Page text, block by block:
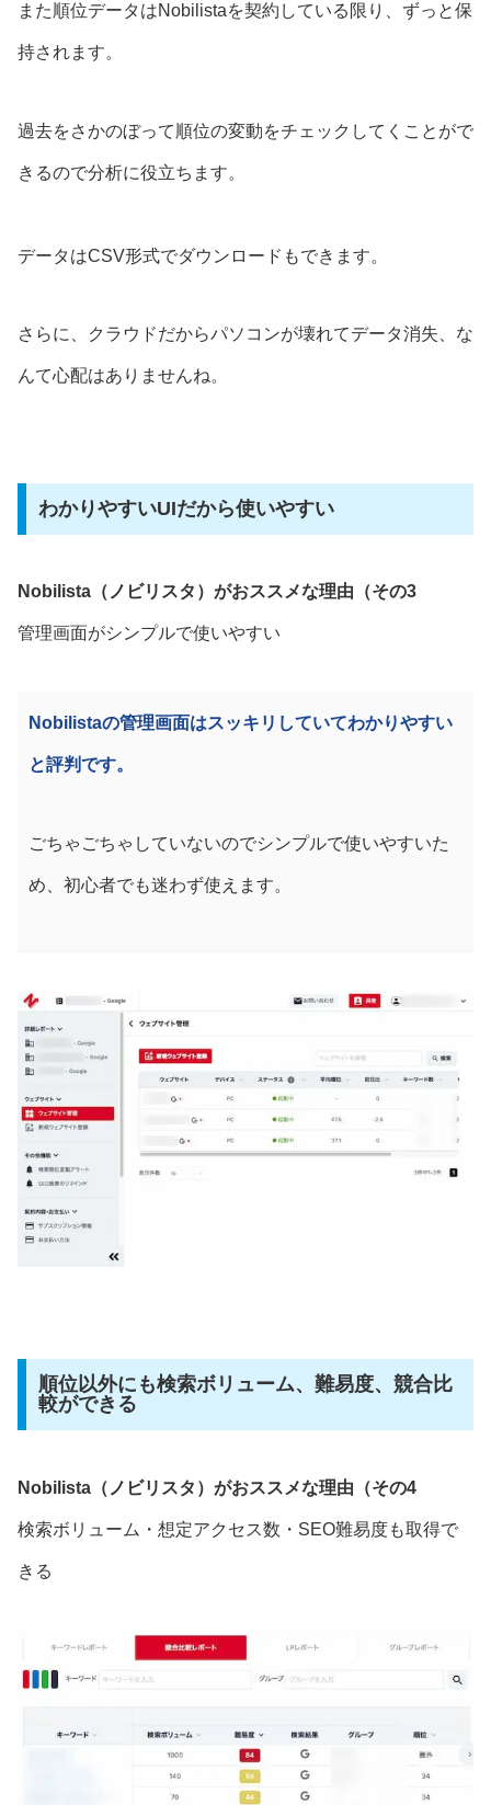
また順位データはNobilistaを契約している限り、ずっと保
持されます。
過去をさかのぼって順位の変動をチェックしてくことがで
きるので分析に役立ちます。
データはCSV形式でダウンロードもできます。
さらに、クラウドだからパソコンが壊れてデータ消失、な
んて心配はありませんね。
わかりやすいUIだから使いやすい
Nobilista（ノビリスタ）がおススメな理由（その3
管理画面がシンプルで使いやすい
Nobilistaの管理画面はスッキリしていてわかりやすい
と評判です。
ごちゃごちゃしていないのでシンプルで使いやすいた
め、初心者でも迷わず使えます。
順位以外にも検索ボリューム、難易度、競合比
較ができる
Nobilista（ノビリスタ）がおススメな理由（その4
検索ボリューム・想定アクセス数・SEO難易度も取得で
きる